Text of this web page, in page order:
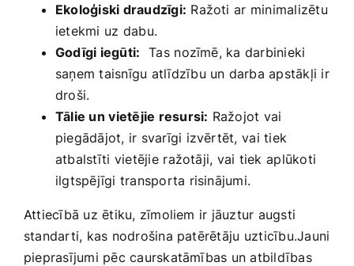
Ekoloģiski draudzīgi: Ražoti ⁢ar minimalizētu‍
ietekmi ⁤uz dabu.
Godīgi​ iegūti: ⁢ Tas ⁣nozīmē, ‌ka darbinieki
saņem‍ taisnīgu atlīdzību un darba​ apstākļi ​ir
droši.
Tālie un⁣ vietējie resursi: Ražojot vai
piegādājot, ‌ir svarīgi izvērtēt,⁤ vai tiek
atbalstīti⁢ vietējie⁣ ražotāji, vai tiek ⁣aplūkoti
ilgtspējīgi transporta risinājumi.
Attiecībā uz‌ ētiku, zīmoliem ir jāuztur augsti
standarti, kas nodrošina patērētāju⁢ uzticību.Jauni​
pieprasījumi pēc caurskatāmības un atbildības